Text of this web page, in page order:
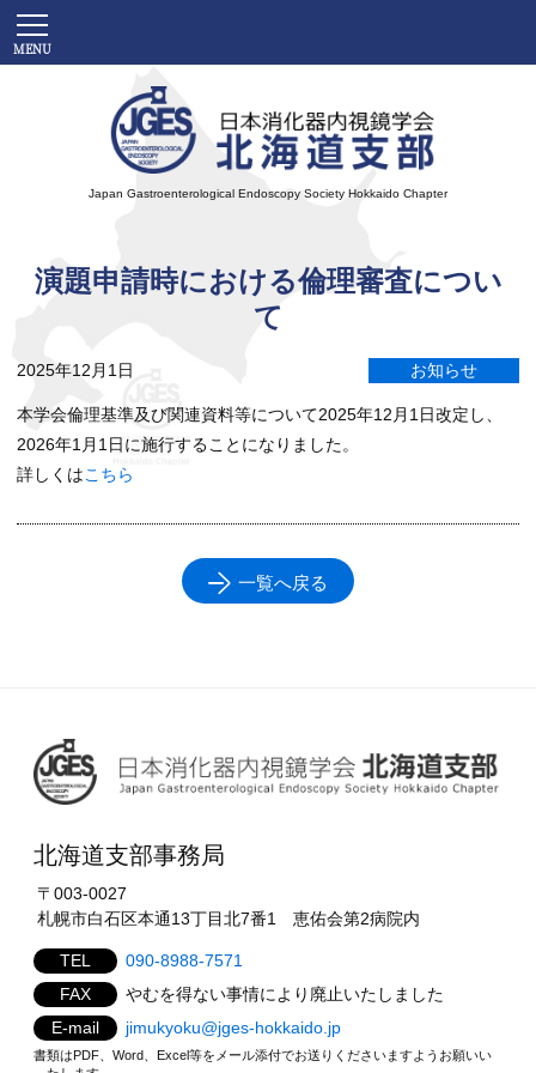
Japan Gastroenterological Endoscopy Society Hokkaido Chapter
演題申請時における倫理審査につい
て
お知らせ
2025年12月1日
本学会倫理基準及び関連資料等について2025年12月1日改定し、
2026年1月1日に施行することになりました。
詳しくはこちら
一覧へ戻る
北海道支部事務局
〒003-0027
札幌市白石区本通13丁目北7番1 恵佑会第2病院内
TEL
090-8988-7571
FAX
やむを得ない事情により廃止いたしました
E-mail
jimukyoku@jges-hokkaido.jp
書類はPDF、Word、Excel等をメール添付でお送りくださいますようお願いい